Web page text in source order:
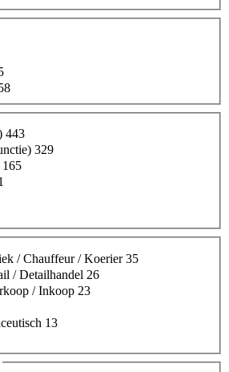
443
329
165
/ Chauffeur / Koerier35
/ Detailhandel 26
/ Inkoop 23
13